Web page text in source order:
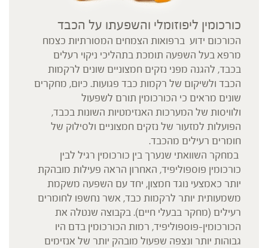
כורכומין ליפוזומלי והשפעתו על הכבד
הכורכום ידוע ברפואות הצמחים המסורתיות כצמח
מרפא בעל השפעה תומכת בתהליכי ניקוי רעלים
בכבד, להגנה מפני נזקים חמצוניים שונים לרקמות
הכבד ולשיקום של רקמות כבד פגועות. כיום, מחקרים
שונים מראים כי הכורכומין תורם לשפעול
ולוויסות של המערכות האנזימטיות השונות בכבד,
הפועלות למזעור של נזקים חמצוניים ולסילוק של
חומרים רעילים מהכבד.
במחקר השוואתי שנערך בין כורכומין רגיל לבין
כורכומין פוספוליפיד, האחרון הראה פעילות מובהקת
יותר כאמצעי נוגד חמצון, יחד עם השפעה משקמת
משמעותית יותר לרקמות כבד, אשר נחשפו לחומרים
רעילים (מחקר בבעלי חיים). בקבוצה שנטלה את
הכורכומין-פוספוליפיד, רמות הכורכומין בדם היו
גבוהות יותר ונצפה שפעול מובהק יותר של אנזימים